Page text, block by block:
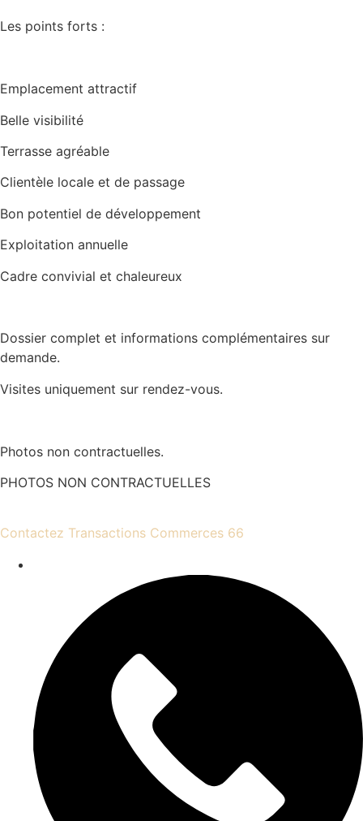
Les points forts :
Emplacement attractif
Belle visibilité
Terrasse agréable
Clientèle locale et de passage
Bon potentiel de développement
Exploitation annuelle
Cadre convivial et chaleureux
Dossier complet et informations complémentaires sur
demande.
Visites uniquement sur rendez-vous.
Photos non contractuelles.
PHOTOS NON CONTRACTUELLES
Contactez Transactions Commerces 66